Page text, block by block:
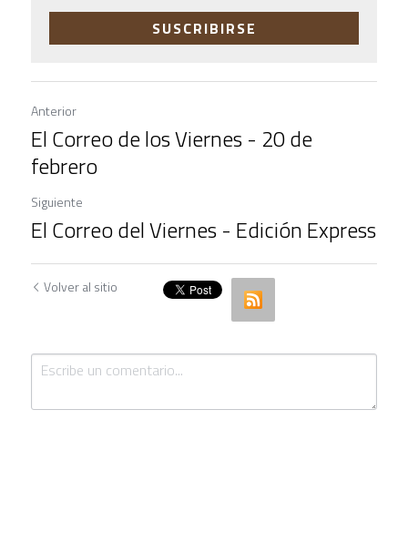
SUSCRIBIRSE
Anterior
El Correo de los Viernes - 20 de
febrero
Siguiente
El Correo del Viernes - Edición Express
Volver al sitio